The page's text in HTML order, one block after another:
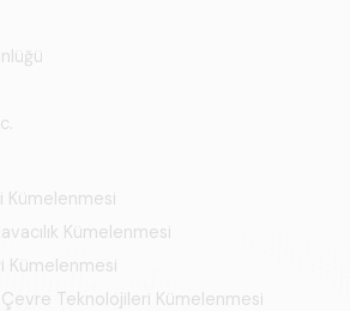
Kümelenmesi
Kümelenmesi
Kümelenmesi
Teknolojileri Kümelenmesi